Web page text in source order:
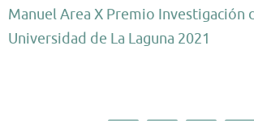
Manuel Area X Premio Investigación
Universidad de La Laguna 2021